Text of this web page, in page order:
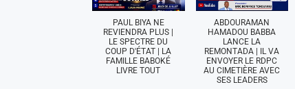
PAUL BIYA NE
REVIENDRA PLUS |
LE SPECTRE DU
COUP D'ÉTAT | LA
FAMILLE BABOKÉ
LIVRE TOUT
ABDOURAMAN
HAMADOU BABBA
LANCE LA
REMONTADA | IL VA
ENVOYER LE RDPC
AU CIMETIÈRE AVEC
SES LEADERS